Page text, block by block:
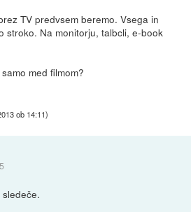
TV predvsem beremo. Vsega in
stroko. Na monitorju, talbcli, e-book
med filmom?
ob 14:11)